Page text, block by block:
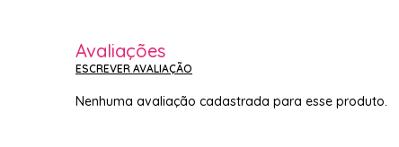
Avaliações
ESCREVER AVALIAÇÃO
Nenhuma avaliação cadastrada para esse produto.